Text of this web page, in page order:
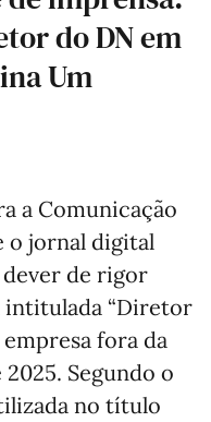
do DN em
Um
a Comunicação
o jornal digital
de rigor
“Diretor
fora da
Segundo o
no título